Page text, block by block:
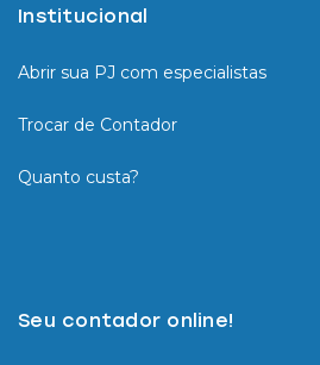
Institucional
Abrir sua PJ com especialistas
Trocar de Contador
Quanto custa?
Seu contador online!